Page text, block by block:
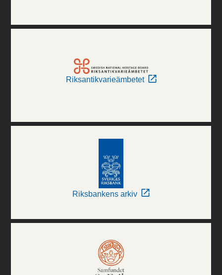
Riksantikvarieämbetet
Riksbankens arkiv